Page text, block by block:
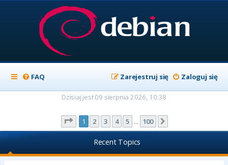
FAQ Zaloguj się
Zarejestruj się
Dzisiaj jest 09 sierpnia 2026, 10:38
Strona z100
1 2 3 4 5 100
Recent Topics